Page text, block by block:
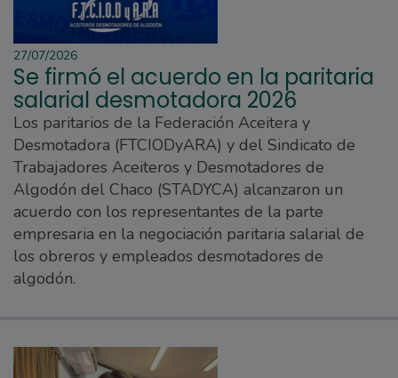
27/07/2026
Se firmó el acuerdo en la paritaria
salarial desmotadora 2026
Los paritarios de la Federación Aceitera y
Desmotadora (FTCIODyARA) y del Sindicato de
Trabajadores Aceiteros y Desmotadores de
Algodón del Chaco (STADYCA) alcanzaron un
acuerdo con los representantes de la parte
empresaria en la negociación paritaria salarial de
los obreros y empleados desmotadores de
algodón.